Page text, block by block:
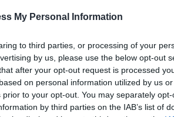
My Personal Information
to third parties, or processing of your
by us, please use the below opt-out
after your opt-out request is processed
on personal information utilized by us
to your opt-out. You may separately
by third parties on the IAB’s list of
stratégiája, hogy alacsony
Activity, az Insidious
A láthatatlan emberért,
film középpontjában egy Blake
otthonát vidéken, miután az
feleségével (Julia Garner), ezért
a kislányukkal (Matilda Firth).